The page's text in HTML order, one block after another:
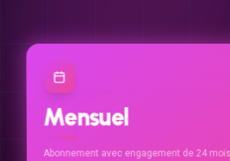
Mensuel
Abonnement avec engagement de 24